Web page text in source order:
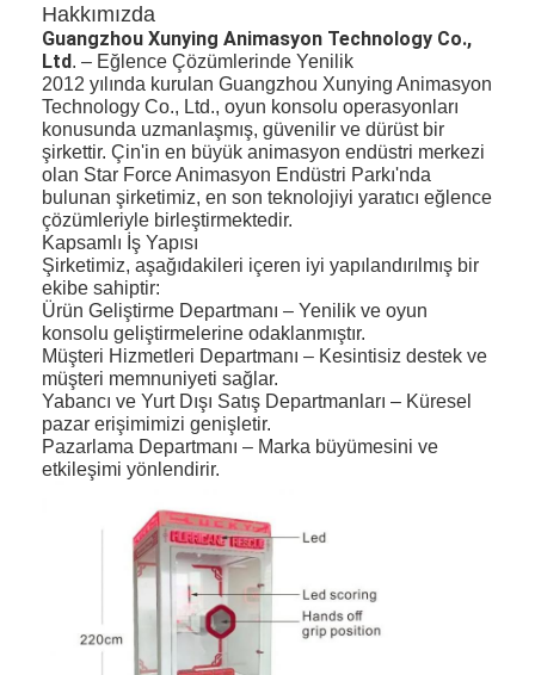
Hakkımızda
Guangzhou Xunying Animasyon Technology Co.,
Ltd. – Eğlence Çözümlerinde Yenilik
2012 yılında kurulan Guangzhou Xunying Animasyon
Technology Co., Ltd., oyun konsolu operasyonları
konusunda uzmanlaşmış, güvenilir ve dürüst bir
şirkettir. Çin'in en büyük animasyon endüstri merkezi
olan Star Force Animasyon Endüstri Parkı'nda
bulunan şirketimiz, en son teknolojiyi yaratıcı eğlence
çözümleriyle birleştirmektedir.
Kapsamlı İş Yapısı
Şirketimiz, aşağıdakileri içeren iyi yapılandırılmış bir
ekibe sahiptir:
Ürün Geliştirme Departmanı – Yenilik ve oyun
konsolu geliştirmelerine odaklanmıştır.
Müşteri Hizmetleri Departmanı – Kesintisiz destek ve
müşteri memnuniyeti sağlar.
Yabancı ve Yurt Dışı Satış Departmanları – Küresel
pazar erişimimizi genişletir.
Pazarlama Departmanı – Marka büyümesini ve
etkileşimi yönlendirir.